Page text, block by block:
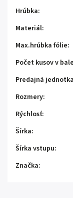
Hrúbka:
Materiál:
Max.hrúbka fólie:
Počet kusov v
Predajná jednotka
Rozmery:
Rýchlosť:
Šírka:
Šírka vstupu:
Značka: